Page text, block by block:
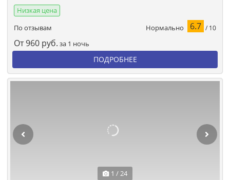
Низкая цена
По отзывам
Нормально 6.7 / 10
От960 руб. за 1 ночь
ПОДРОБНЕЕ
1 / 24